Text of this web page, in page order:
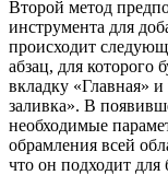
Второй метод
инструмента для
происходит
абзац, для которого
вкладку «Главная»
заливка». В
необходимые
обрамления всей
что он подходит